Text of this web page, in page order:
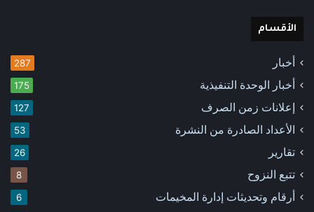
الأقسام
أخبار 287
أخبار الوحدة التنفيذية 175
إعلانات زمن الصرف 127
الأعداد الصادرة من النشرة 53
تقارير 26
تتبع النزوح 8
أرقام وتحديثات إدارة المخيمات 6